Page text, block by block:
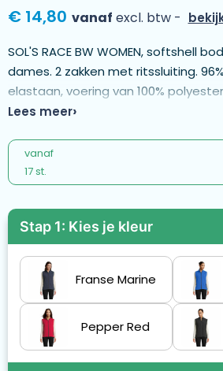
€ 14,80 vanaf excl. btw -
SOL'S RACE BW WOMEN, softshell
dames. 2 zakken met ritssluiting.
elastaan, voering van 100%
softshell 280. Buitenkant: 96%
gerecycled polyester. Raadpleeg
productdocumentatie voor
maatvoering.
Lees meer
vanaf
17 st.
Stap 1: Kies je kleur
Franse Marine
Pepper Red